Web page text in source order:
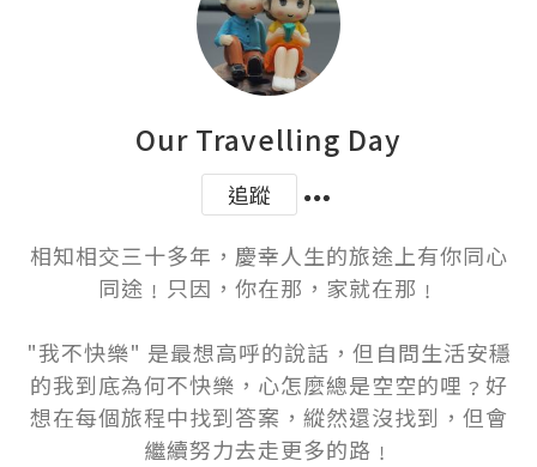
Our Travelling Day
追蹤
相知相交三十多年，慶幸人生的旅途上有你同心
同途﹗只因，你在那，家就在那﹗
"我不快樂" 是最想高呼的說話，但自問生活安穩
的我到底為何不快樂，心怎麼總是空空的哩﹖好
想在每個旅程中找到答案，縱然還沒找到，但會
繼續努力去走更多的路﹗